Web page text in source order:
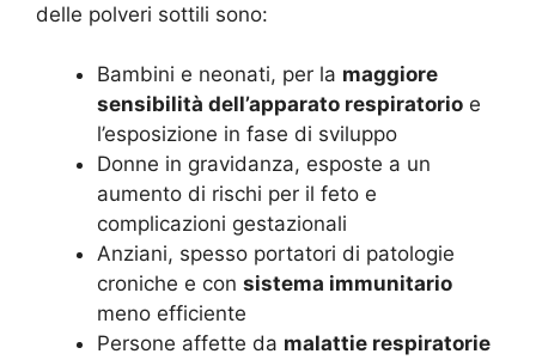
delle polveri sottili sono:
Bambini e neonati, per la maggiore
sensibilità dell’apparato respiratorio e
l’esposizione in fase di sviluppo
Donne in gravidanza, esposte a un
aumento di rischi per il feto e
complicazioni gestazionali
Anziani, spesso portatori di patologie
croniche e con sistema immunitario
meno efficiente
Persone affette da malattie respiratorie